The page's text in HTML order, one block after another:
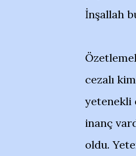
İnşallah
cezalı
yetenekli
inanç
oldu.